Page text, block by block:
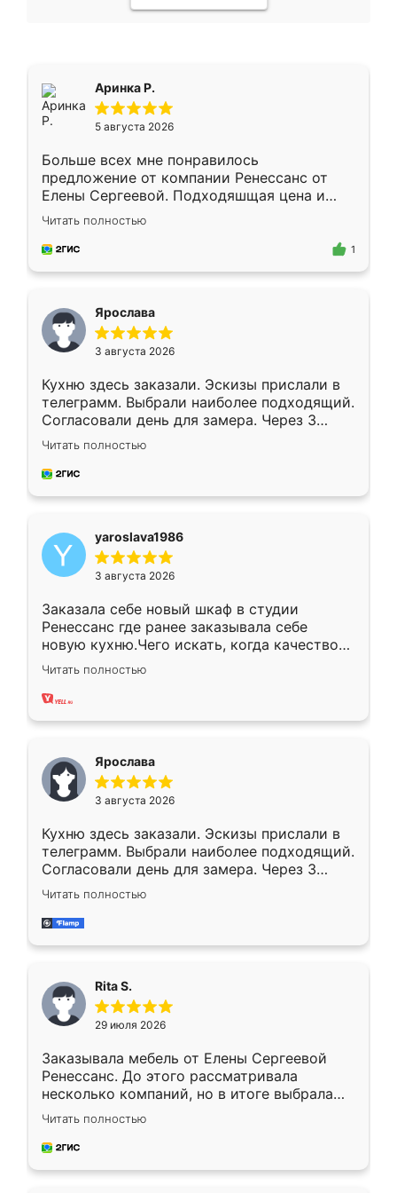
Аринка Р.
5 августа 2026
Больше всех мне понравилось
предложение от компании Ренессанс от
Елены Сергеевой. Подходяшщая цена и
короткие сроки изготовления. Приехавший
для замера сотрудник Владислав
предложил по моему эскизу самый
Читать полностью
1
Ярослава
3 августа 2026
Кухню здесь заказали. Эскизы прислали в
телеграмм. Выбрали наиболее подходящий.
Согласовали день для замера. Через 3
недели кухня была уже готова. Остались
довольны работой. Спасибо Ренессанс
мебель за качественную работу!
Читать полностью
yaroslava1986
3 августа 2026
Заказала себе новый шкаф в студии
Ренессанс где ранее заказывала себе
новую кухню.Чего искать, когда качеством
вполне довольна. Служит кухня уже почти
два года, нареканий нет.
Читать полностью
Ярослава
3 августа 2026
Кухню здесь заказали. Эскизы прислали в
телеграмм. Выбрали наиболее подходящий.
Согласовали день для замера. Через 3
недели кухня была уже готова. Остались
довольны работой. Спасибо Ренессанс
мебель за качественную работу!
Читать полностью
Rita S.
29 июля 2026
Заказывала мебель от Елены Сергеевой
Ренессанс. До этого рассматривала
несколько компаний, но в итоге выбрала
эту. Сначала обговорили условия, потом
приехал замерщик, всё спокойно объяснил
и снял размеры. Изготовили в срок, с
Читать полностью